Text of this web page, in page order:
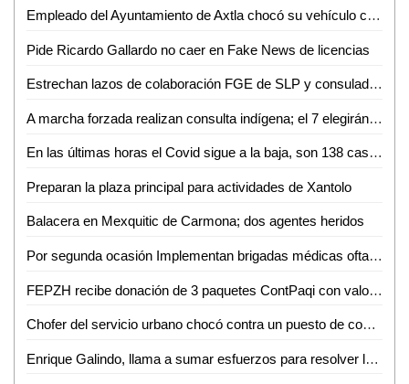
Empleado del Ayuntamiento de Axtla chocó su vehículo contra una ambulancia de Tanlajás; 5 heridos
Pide Ricardo Gallardo no caer en Fake News de licencias
Estrechan lazos de colaboración FGE de SLP y consulado americano
A marcha forzada realizan consulta indígena; el 7 elegirán a su representante ante el municipio
En las últimas horas el Covid sigue a la baja, son 138 casos nuevos y 6 defunciones
Preparan la plaza principal para actividades de Xantolo
Balacera en Mexquitic de Carmona; dos agentes heridos
Por segunda ocasión Implementan brigadas médicas oftalmológicas y auditivas
FEPZH recibe donación de 3 paquetes ContPaqi con valor superior a los 300 mil pesos
Chofer del servicio urbano chocó contra un puesto de comida; 2 heridos
Enrique Galindo, llama a sumar esfuerzos para resolver la problemática del agua en SLP